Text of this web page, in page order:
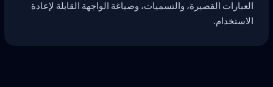
العبارات القصيرة، والتسميات، وصياغة الواجهة القابلة لإعادة
الاستخدام.